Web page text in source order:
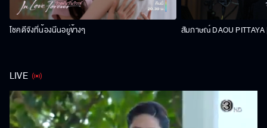
โชคดีจังที่น้องนีนอยู่ข้างๆ สัมภาษณ์ DAOU PITTAYA
LIVE